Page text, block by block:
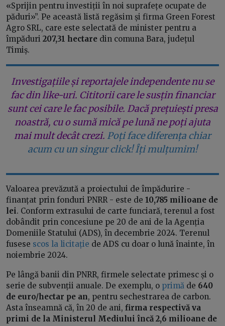
«Sprijin pentru investiții în noi suprafețe ocupate de
păduri»”. Pe această listă regăsim și firma Green Forest
Agro SRL, care este selectată de minister pentru a
împăduri 207,31 hectare din comuna Bara, județul
Timiș.
Investigațiile și reportajele independente nu se
fac din like-uri. Cititorii care le susțin financiar
sunt cei care le fac posibile. Dacă prețuiești presa
noastră, cu o sumă mică pe lună ne poți ajuta
mai mult decât crezi. Poți face diferența chiar
acum cu un singur click! Îți mulțumim!
Valoarea prevăzută a proiectului de împădurire -
finanțat prin fonduri PNRR - este de 10,785 milioane de
lei. Conform extrasului de carte funciară, terenul a fost
dobândit prin concesiune pe 20 de ani de la Agenția
Domeniile Statului (ADS), în decembrie 2024. Terenul
fusese scos la licitație de ADS cu doar o lună înainte, în
noiembrie 2024.
Pe lângă banii din PNRR, firmele selectate primesc și o
serie de subvenții anuale. De exemplu, o primă de 640
de euro/hectar pe an, pentru sechestrarea de carbon.
Asta înseamnă că, în 20 de ani, firma respectivă va
primi de la Ministerul Mediului încă 2,6 milioane de